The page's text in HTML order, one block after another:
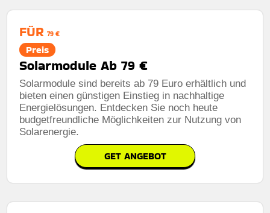
FÜR 79 €
Preis
Solarmodule Ab 79 €
Solarmodule sind bereits ab 79 Euro erhältlich und
bieten einen günstigen Einstieg in nachhaltige
Energielösungen. Entdecken Sie noch heute
budgetfreundliche Möglichkeiten zur Nutzung von
Solarenergie.
GET ANGEBOT